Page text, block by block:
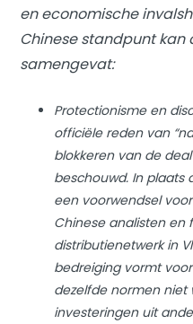
en economische
Chinese standpunt kan
samengevat:
Protectionisme en
officiële reden van
blokkeren van de
beschouwd. In plaats
een voorwendsel
Chinese analisten en
distributienetwerk in
bedreiging vormt
dezelfde normen
investeringen uit